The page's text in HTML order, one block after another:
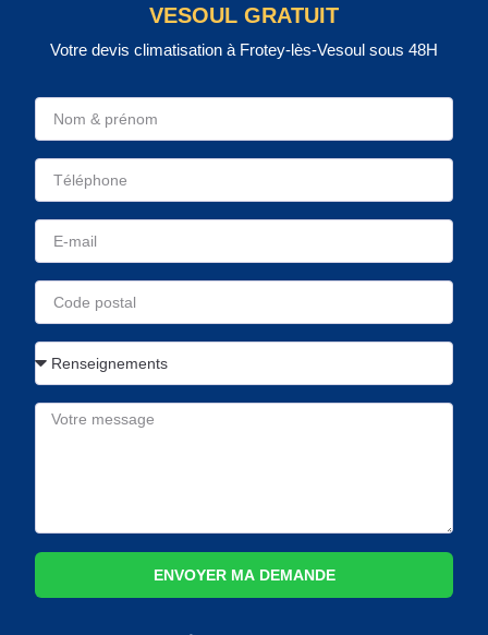
VESOUL GRATUIT
Votre devis climatisation à Frotey-lès-Vesoul sous 48H
ENVOYER MA DEMANDE